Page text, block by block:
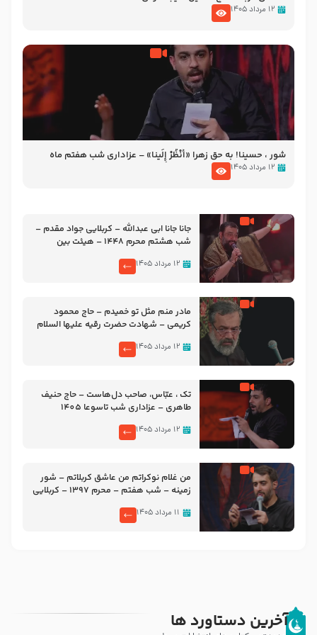
۱۲ مرداد ۱۴۰۵
شور ، حسینا! به‌ حق زهرا «أُنْظُرْ إِلَینا» – عزاداری شب هفتم ماه
محرّم 1405
۱۲ مرداد ۱۴۰۵
جانا جانا ابی عبدالله – کربلایی جواد مقدم –
شب هشتم محرم 1448 – هیئت بین
۱۲ مرداد ۱۴۰۵
مادر منم مثل تو خمیدم – حاج محمود
کریمی – شهادت حضرت رقیه علیها السلام
۱۲ مرداد ۱۴۰۵
تک ، عبّاس، صاحب دل‌هاست – حاج حنیف
طاهری – عزاداری شب تاسوعا 1405
۱۲ مرداد ۱۴۰۵
من غلام نوکراتم من عاشق کربلاتم – شور
زمینه – شب هفتم – محرم 1397 – کربلایی
۱۱ مرداد ۱۴۰۵
آخرین دستاورد ها